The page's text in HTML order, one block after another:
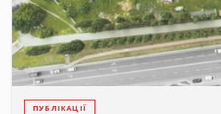
ПУБЛІКАЦІЇ